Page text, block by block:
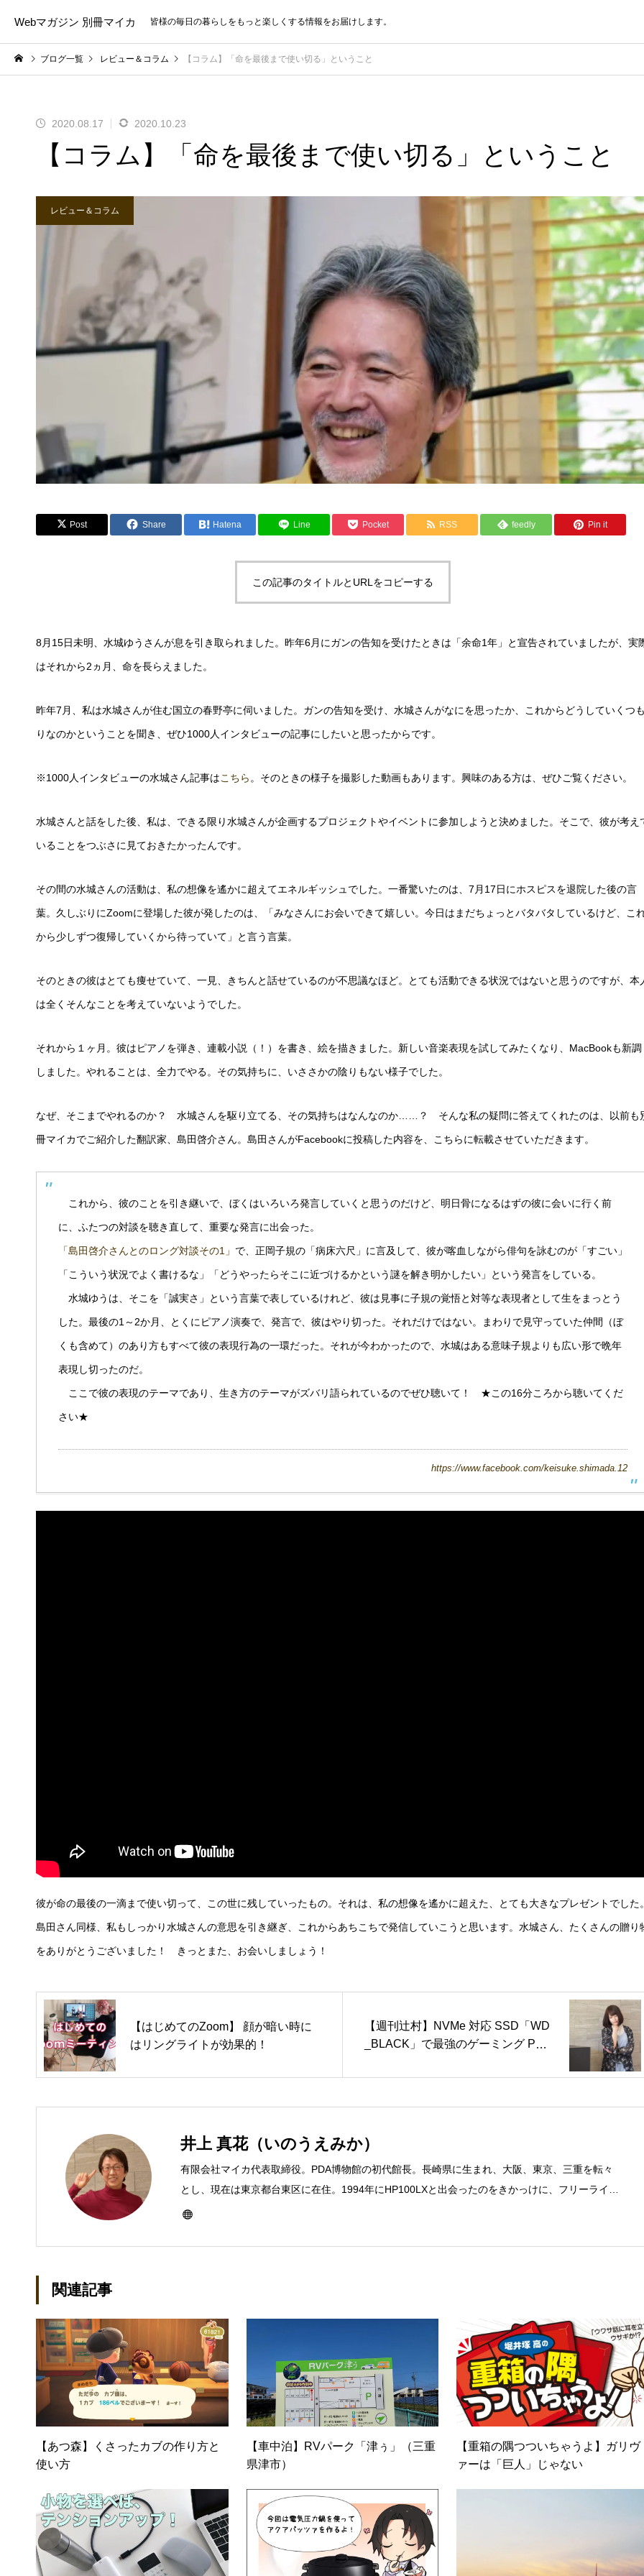
Webマガジン 別冊マイカ 皆様の毎日の暮らしをもっと楽しくする情報をお届けします。
ブログ一覧 レビュー＆コラム 【コラム】「命を最後まで使い切る」ということ
2020.08.17 2020.10.23
【コラム】「命を最後まで使い切る」ということ
レビュー＆コラム
Post Share Hatena Line Pocket RSS feedly Pin it
この記事のタイトルとURLをコピーする
8月15日未明、水城ゆうさんが息を引き取られました。昨年6月にガンの告知を受けたときは「余命1年」と宣告されていましたが、実
はそれから2ヵ月、命を長らえました。
昨年7月、私は水城さんが住む国立の春野亭に伺いました。ガンの告知を受け、水城さんがなにを思ったか、これからどうしていくつ
りなのかということを聞き、ぜひ1000人インタビューの記事にしたいと思ったからです。
※1000人インタビューの水城さん記事はこちら 。そのときの様子を撮影した動画もあります。興味のある方は、ぜひご覧ください。
水城さんと話をした後、私は、できる限り水城さんが企画するプロジェクトやイベントに参加しようと決めました。そこで、彼が考え
いることをつぶさに見ておきたかったんです。
その間の水城さんの活動は、私の想像を遙かに超えてエネルギッシュでした。一番驚いたのは、7月17日にホスピスを退院した後の言
葉。久しぶりにZoomに登場した彼が発したのは、「みなさんにお会いできて嬉しい。今日はまだちょっとバタバタしているけど、こ
から少しずつ復帰していくから待っていて」と言う言葉。
そのときの彼はとても痩せていて、一見、きちんと話せているのが不思議なほど。とても活動できる状況ではないと思うのですが、本
は全くそんなことを考えていないようでした。
それから１ヶ月。彼はピアノを弾き、連載小説（！）を書き、絵を描きました。新しい音楽表現を試してみたくなり、MacBookも新調
しました。やれることは、全力でやる。その気持ちに、いささかの陰りもない様子でした。
なぜ、そこまでやれるのか？ 水城さんを駆り立てる、その気持ちはなんなのか……？ そんな私の疑問に答えてくれたのは、以前も
冊マイカでご紹介した翻訳家、島田啓介さん。島田さんがFacebookに投稿した内容を、こちらに転載させていただきます。
これから、彼のことを引き継いで、ぼくはいろいろ発言していくと思うのだけど、明日骨になるはずの彼に会いに行く前
に、ふたつの対談を聴き直して、重要な発言に出会った。
「島田啓介さんとのロング対談その1」 で、正岡子規の「病床六尺」に言及して、彼が喀血しながら俳句を詠むのが「すごい」
「こういう状況でよく書けるな」「どうやったらそこに近づけるかという謎を解き明かしたい」という発言をしている。
水城ゆうは、そこを「誠実さ」という言葉で表しているけれど、彼は見事に子規の覚悟と対等な表現者として生をまっとう
した。最後の1～2か月、とくにピアノ演奏で、発言で、彼はやり切った。それだけではない。まわりで見守っていた仲間（ぼ
くも含めて）のあり方もすべて彼の表現行為の一環だった。それが今わかったので、水城はある意味子規よりも広い形で晩年
表現し切ったのだ。
ここで彼の表現のテーマであり、生き方のテーマがズバリ語られているのでぜひ聴いて！ ★この16分ころから聴いてくだ
さい★
https://www.facebook.com/keisuke.shimada.12
彼が命の最後の一滴まで使い切って、この世に残していったもの。それは、私の想像を遙かに超えた、とても大きなプレゼントでした
島田さん同様、私もしっかり水城さんの意思を引き継ぎ、これからあちこちで発信していこうと思います。水城さん、たくさんの贈り
をありがとうございました！ きっとまた、お会いしましょう！
【はじめてのZoom】 顔が暗い時に
はリングライトが効果的！
【週刊辻村】NVMe 対応 SSD「WD
_BLACK」で最強のゲーミング PC
井上 真花（いのうえみか）
有限会社マイカ代表取締役。PDA博物館の初代館長。長崎県に生まれ、大阪、東京、三重を転々
とし、現在は東京都台東区に在住。1994年にHP100LXと出会ったのをきかっけに、フリーライタ
ーとして雑誌、書籍などで執筆するようになり、1997年に上京して技術評論社に入社。その後再
などBtoCコンテンツ、および広告やカタログ、導入事例などBtoBコンテンツの制作。プライベー
関連記事
【あつ森】くさったカブの作り方と
使い方
【車中泊】RVパーク「津ぅ」（三重
県津市）
【重箱の隅つついちゃうよ】ガリヴ
ァーは「巨人」じゃない